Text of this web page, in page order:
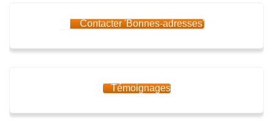
Contacter 'Bonnes-adresses'
Témoignages